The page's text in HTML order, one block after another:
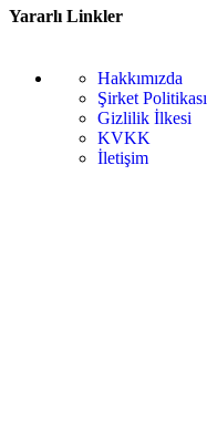
Yararlı Linkler
Hakkımızda
Şirket Politikası
Gizlilik İlkesi
KVKK
İletişim